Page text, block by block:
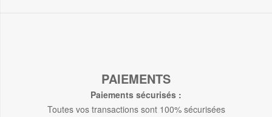
PAIEMENTS
Paiements sécurisés :
Toutes vos transactions sont 100% sécurisées